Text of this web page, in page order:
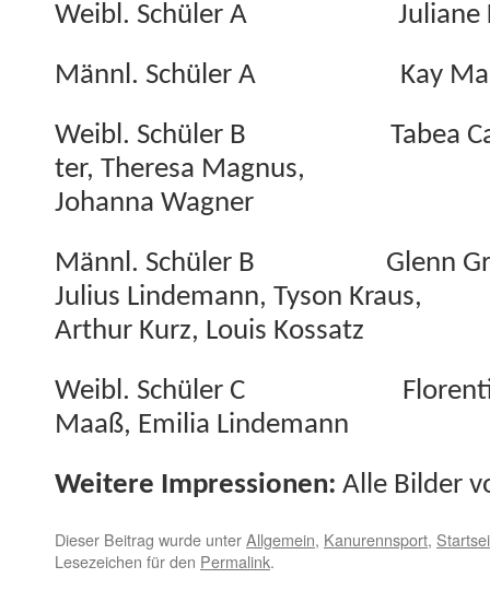
Weibl. Schüler A Juliane
Männl. Schüler A Kay
Weibl. Schüler B Tabea
ter, There­sa Mag­nus,
Johan­na Wagner
Männl. Schüler B Glenn
Julius Lin­de­mann, Tyson Kraus,
Arthur Kurz, Louis Kossatz
Weibl. Schüler C Flo­ren­tine
Maaß, Emil­ia Lindemann
Weit­ere Impres­sio­nen: Alle Bilder
Dieser Beitrag wurde unterAllgemein, Kanurennsport,
Lesezeichen für den Permalink.